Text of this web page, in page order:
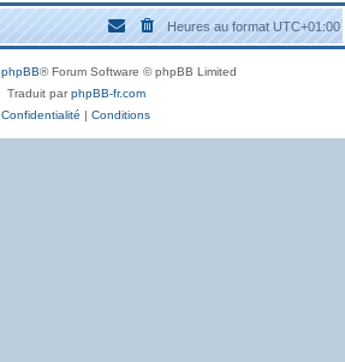
Heures au formatUTC+01:00
phpBB® Forum Software © phpBB Limited
Traduit parphpBB-fr.com
Confidentialité | Conditions